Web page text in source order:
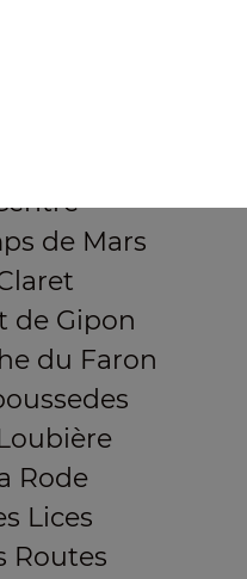
de Mars
de Gipon
du Faron
Rode
Lices
Routes